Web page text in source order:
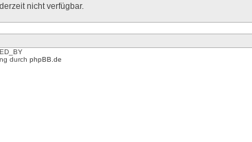
nicht verfügbar.
durch phpBB.de